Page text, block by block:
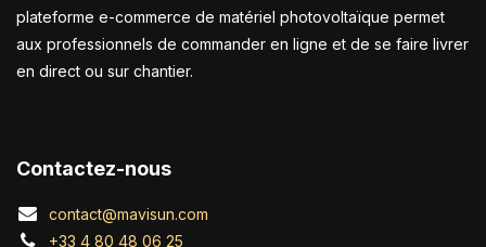
plateforme e-commerce de matériel photovoltaïque permet
aux professionnels de commander en ligne et de se faire livrer
en direct ou sur chantier.
Contactez-nous
contact@mavisun.com
+33 4 80 48 06 25